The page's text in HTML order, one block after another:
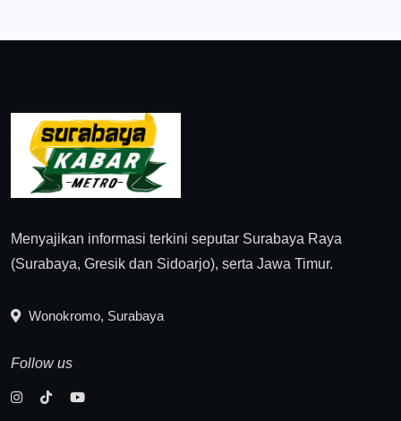
Menyajikan informasi terkini seputar Surabaya Raya
(Surabaya, Gresik dan Sidoarjo), serta Jawa Timur.
Wonokromo, Surabaya
Follow us